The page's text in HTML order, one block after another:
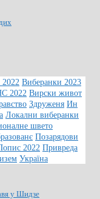
2022 Виберанки 2023
2022 Вирски живот
Здруженя Ин
Локални виберанки
швето
Позарядови
2022 Привреда
Україна
у Шидзе